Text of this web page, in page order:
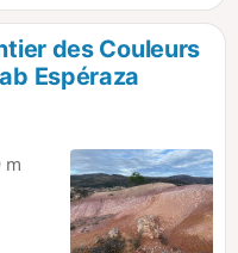
des Couleurs
Espéraza
m